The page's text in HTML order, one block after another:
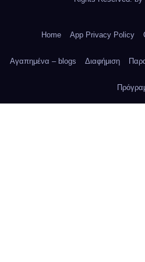
Home App Privacy Policy
Αγαπημένα – blogs Διαφήμιση